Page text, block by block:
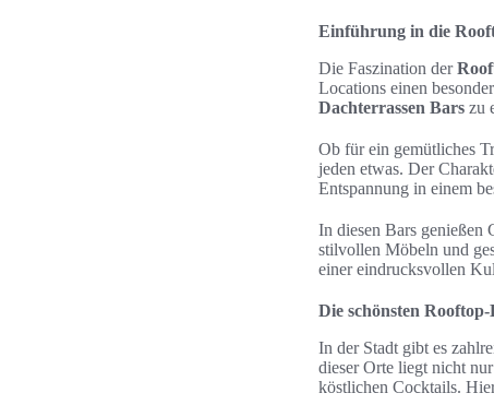
Einführung in die
Die Faszination der
Locations einen
Dachterrassen Bars zu
Ob für ein gemütliches
jeden etwas. Der
Entspannung in einem
In diesen Bars genießen
stilvollen Möbeln und
einer eindrucksvollen
Die schönsten
In der Stadt gibt es
dieser Orte liegt nicht
köstlichen Cocktails.